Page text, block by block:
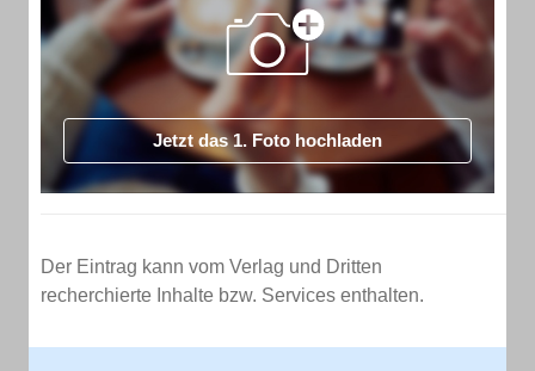
Jetzt das 1. Foto hochladen
Der Eintrag kann vom Verlag und Dritten
recherchierte Inhalte bzw. Services enthalten.